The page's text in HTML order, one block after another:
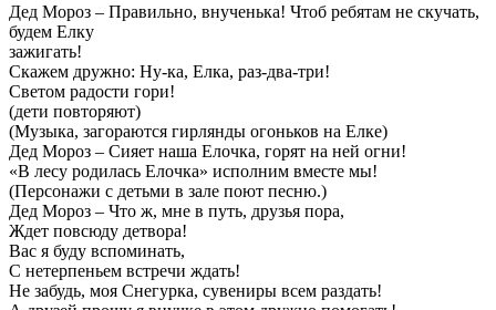
Дед Мороз – Правильно, внученька! Чтоб ребятам не скучать,
будем Елку
зажигать!
Скажем дружно: Ну-ка, Елка, раз-два-три!
Светом радости гори!
(дети повторяют)
(Музыка, загораются гирлянды огоньков на Елке)
Дед Мороз – Сияет наша Елочка, горят на ней огни!
«В лесу родилась Елочка» исполним вместе мы!
(Персонажи с детьми в зале поют песню.)
Дед Мороз – Что ж, мне в путь, друзья пора,
Ждет повсюду детвора!
Вас я буду вспоминать,
С нетерпеньем встречи ждать!
Не забудь, моя Снегурка, сувениры всем раздать!